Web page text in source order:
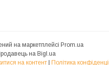
на маркетплейсі Prom.ua
на Bigl.ua
на контент Політика